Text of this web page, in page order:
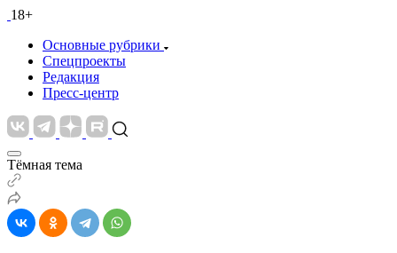
18+
Основные рубрики
Спецпроекты
Редакция
Пресс-центр
Тёмная тема